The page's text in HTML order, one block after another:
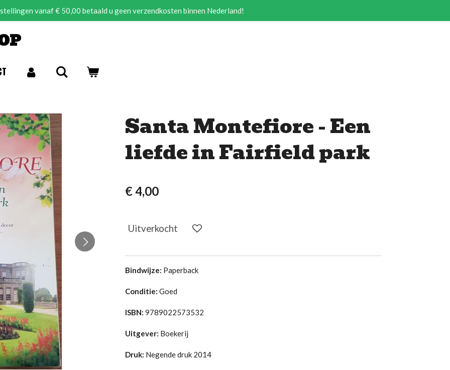
vanaf € 50,00 betaald u geen verzendkosten binnen Nederland!
Santa Montefiore - Een
liefde in Fairfield park
€ 4,00
Uitverkocht
Bindwijze: Paperback
Conditie: Goed
ISBN: 9789022573532
Uitgever: Boekerij
Druk: Negende druk 2014